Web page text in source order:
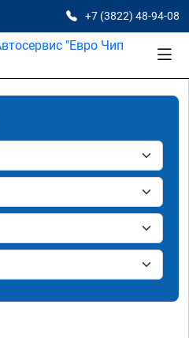
+7 (3822) 48-94-08